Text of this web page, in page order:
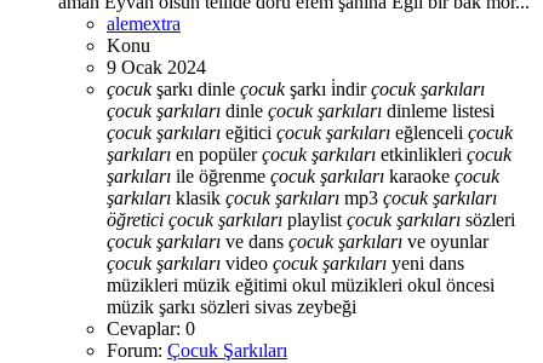
alemextra
Konu
9 Ocak 2024
çocukşarkı dinle çocukşarkı i̇ndirçocuk şarkıları
çocuk şarkıları dinle çocuk şarkıları dinleme listesi
çocuk şarkıları eğitici çocuk şarkıları eğlenceli çocuk
şarkıları en popülerçocuk şarkıları etkinlikleri çocuk
şarkıları ile öğrenme çocuk şarkıları karaoke çocuk
şarkıları klasik çocuk şarkıları mp3 çocuk şarkıları
öğretici çocuk şarkıları playlist çocuk şarkıları sözleri
çocuk şarkıları ve dans çocuk şarkıları ve oyunlar
çocuk şarkıları video çocuk şarkıları yeni dans
müzikleri müzik eğitimi okul müzikleri okul öncesi
müzik şarkı sözleri sivas zeybeği
Cevaplar: 0
Forum: Çocuk Şarkıları